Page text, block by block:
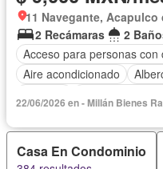
11 Navegante, Acapulco
2 Recámaras
2
Acceso para personas con
Aire acondicionado
Jardín
Recámara con
Permite mascotas
22/06/2026 en - Millán Bienes
Casa En Condominio